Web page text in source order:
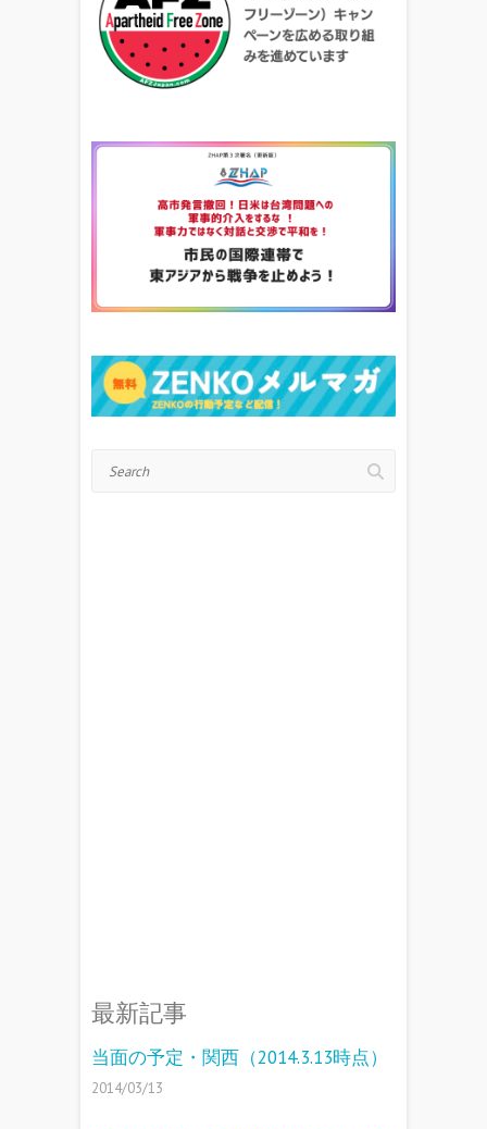
最新記事
当面の予定・関西（2014.3.13時点）
2014/03/13